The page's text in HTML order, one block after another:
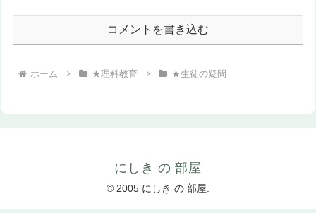
コメントを書き込む
ホーム ★理科教育 ★生徒の疑問
にしき の 部屋
© 2005 にしき の 部屋.